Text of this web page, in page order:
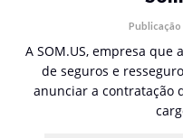
Publicação
A SOM.US, empresa
de seguros e
anunciar a contratação